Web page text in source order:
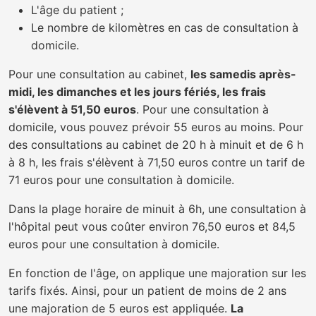
L'âge du patient ;
Le nombre de kilomètres en cas de consultation à
domicile.
Pour une consultation au cabinet, les samedis après-
midi, les dimanches et les jours fériés, les frais
s'élèvent à 51,50 euros. Pour une consultation à
domicile, vous pouvez prévoir 55 euros au moins. Pour
des consultations au cabinet de 20 h à minuit et de 6 h
à 8 h, les frais s'élèvent à 71,50 euros contre un tarif de
71 euros pour une consultation à domicile.
Dans la plage horaire de minuit à 6h, une consultation à
l'hôpital peut vous coûter environ 76,50 euros et 84,5
euros pour une consultation à domicile.
En fonction de l'âge, on applique une majoration sur les
tarifs fixés. Ainsi, pour un patient de moins de 2 ans
une majoration de 5 euros est appliquée. La